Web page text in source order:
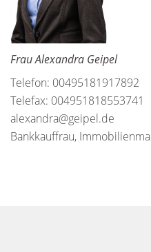
Frau Alexandra Geipel
Telefon: 00495181917892
Telefax: 004951818553741
alexandra@geipel.de
Bankkauffrau,